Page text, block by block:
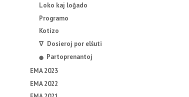
Loko kaj loĝado
Programo
Kotizo
∇ Dosieroj por elŝuti
⬤
Partoprenantoj
EMA 2023
EMA 2022